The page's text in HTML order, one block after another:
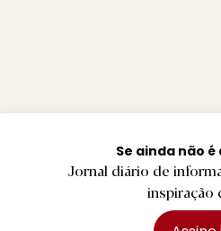
Se ainda não
Jornal diário de
inspiração